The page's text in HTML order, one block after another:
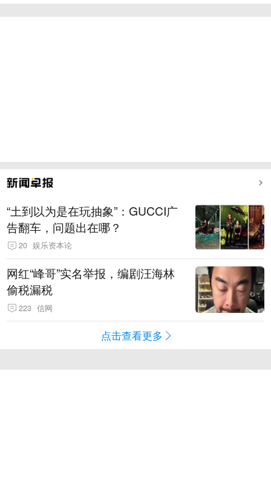
“土到以为是在玩抽象”：GUCCI广
告翻车，问题出在哪？
20 娱乐资本论
网红“峰哥”实名举报，编剧汪海林
偷税漏税
223 信网
点击查看更多